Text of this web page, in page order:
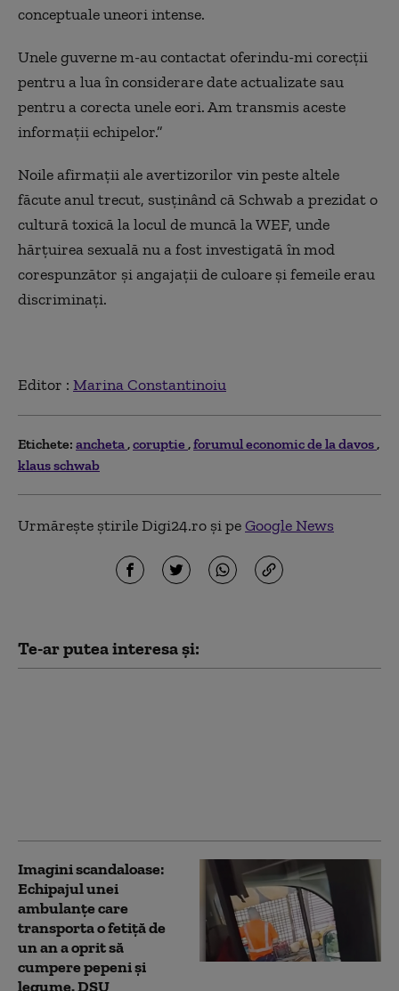
conceptuale uneori intense.
Unele guverne m-au contactat oferindu-mi corecții
pentru a lua în considerare date actualizate sau
pentru a corecta unele eori. Am transmis aceste
informații echipelor.”
Noile afirmații ale avertizorilor vin peste altele
făcute anul trecut, susținând că Schwab a prezidat o
cultură toxică la locul de muncă la WEF, unde
hărțuirea sexuală nu a fost investigată în mod
corespunzător și angajații de culoare și femeile erau
discriminați.
Editor : Marina Constantinoiu
Etichete: ancheta coruptie forumul economic de la davos
klaus schwab
Urmărește știrile Digi24.ro și peGoogle News
Te-ar putea interesa și:
Imagini scandaloase:
Echipajul unei
ambulanțe care
transporta o fetiță de
un an a oprit să
cumpere pepeni și
legume. DSU